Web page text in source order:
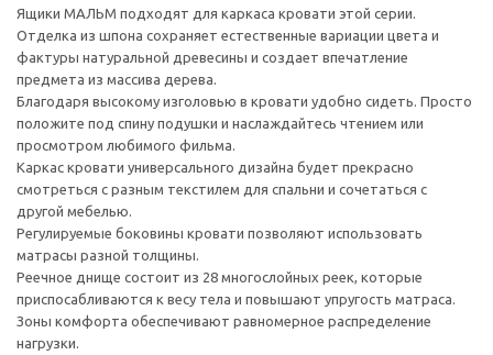
Ящики МАЛЬМ подходят для каркаса кровати этой серии.
Отделка из шпона сохраняет естественные вариации цвета и
фактуры натуральной древесины и создает впечатление
предмета из массива дерева.
Благодаря высокому изголовью в кровати удобно сидеть. Просто
положите под спину подушки и наслаждайтесь чтением или
просмотром любимого фильма.
Каркас кровати универсального дизайна будет прекрасно
смотреться с разным текстилем для спальни и сочетаться с
другой мебелью.
Регулируемые боковины кровати позволяют использовать
матрасы разной толщины.
Реечное днище состоит из 28 многослойных реек, которые
приспосабливаются к весу тела и повышают упругость матраса.
Зоны комфорта обеспечивают равномерное распределение
нагрузки.